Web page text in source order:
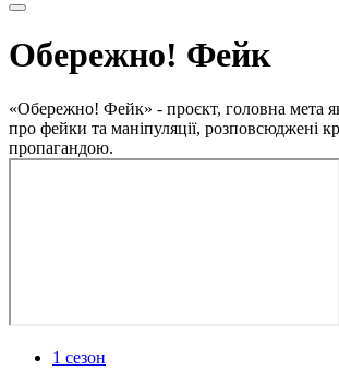
Обережно! Фейк
«Обережно! Фейк» - проєкт, головна мета
про фейки та маніпуляції, розповсюджені
пропагандою.
1 сезон